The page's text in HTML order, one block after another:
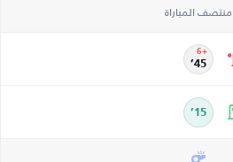
منتصف المباراة
45’
+6
15’